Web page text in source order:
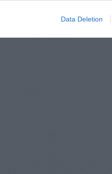
Data Deletion